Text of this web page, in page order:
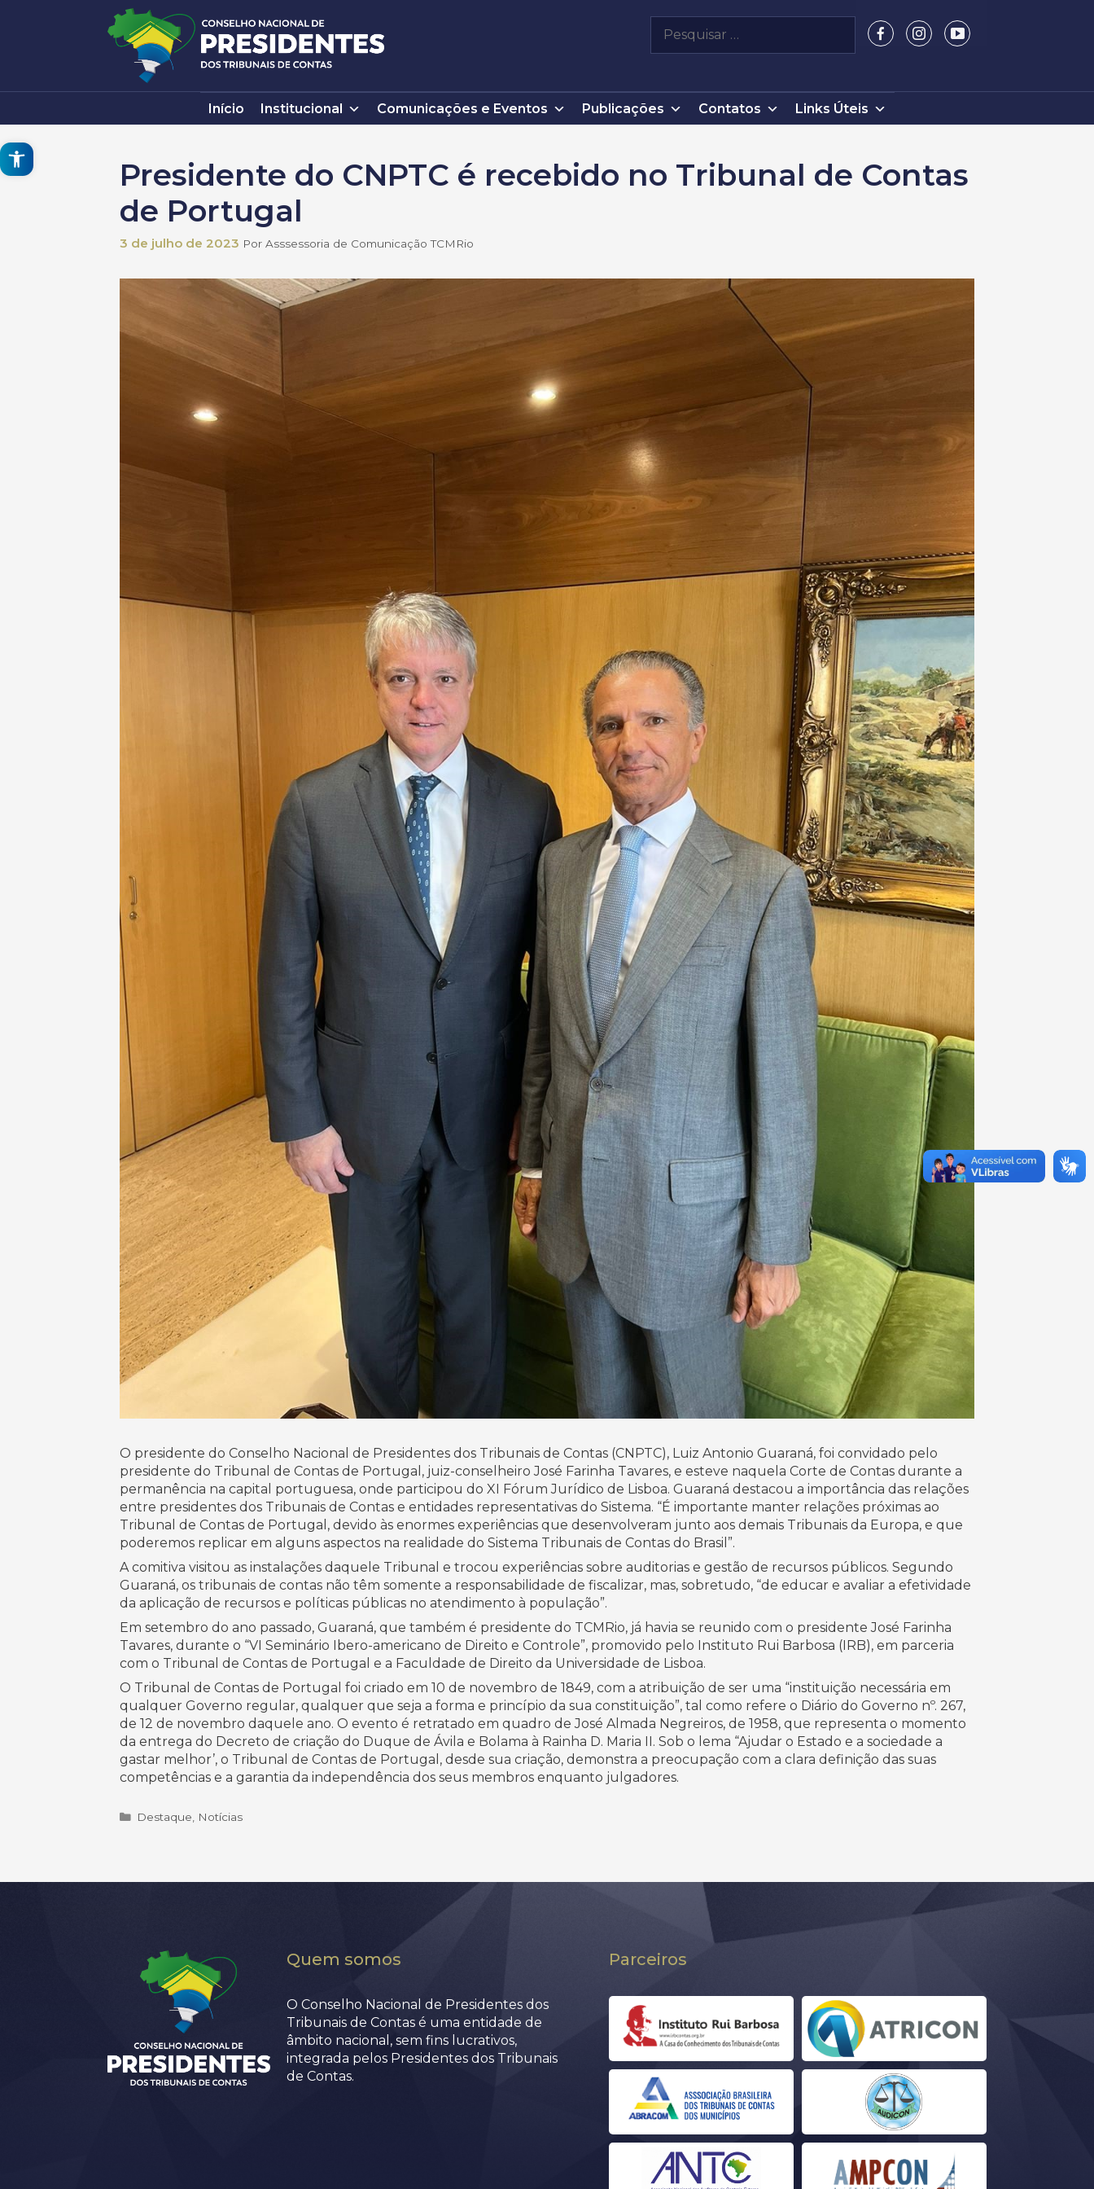
Open toolbar
por:
Início Institucional Comunicações e Eventos Publicações Contatos Links Úteis
Presidente do CNPTC é recebido no Tribunal de Contas
de Portugal
3 de julho de 2023 Por Asssessoria de Comunicação TCMRio
O presidente do Conselho Nacional de Presidentes dos Tribunais de Contas (CNPTC), Luiz Antonio Guaraná, foi convidado pelo
presidente do Tribunal de Contas de Portugal, juiz-conselheiro José Farinha Tavares, e esteve naquela Corte de Contas durante a
permanência na capital portuguesa, onde participou do XI Fórum Jurídico de Lisboa. Guaraná destacou a importância das relações
entre presidentes dos Tribunais de Contas e entidades representativas do Sistema. “É importante manter relações próximas ao
Tribunal de Contas de Portugal, devido às enormes experiências que desenvolveram junto aos demais Tribunais da Europa, e que
poderemos replicar em alguns aspectos na realidade do Sistema Tribunais de Contas do Brasil”.
A comitiva visitou as instalações daquele Tribunal e trocou experiências sobre auditorias e gestão de recursos públicos. Segundo
Guaraná, os tribunais de contas não têm somente a responsabilidade de fiscalizar, mas, sobretudo, “de educar e avaliar a efetividade
da aplicação de recursos e políticas públicas no atendimento à população”.
Em setembro do ano passado, Guaraná, que também é presidente do TCMRio, já havia se reunido com o presidente José Farinha
Tavares, durante o “VI Seminário Ibero-americano de Direito e Controle”, promovido pelo Instituto Rui Barbosa (IRB), em parceria
com o Tribunal de Contas de Portugal e a Faculdade de Direito da Universidade de Lisboa.
O Tribunal de Contas de Portugal foi criado em 10 de novembro de 1849, com a atribuição de ser uma “instituição necessária em
qualquer Governo regular, qualquer que seja a forma e princípio da sua constituição”, tal como refere o Diário do Governo nº. 267,
de 12 de novembro daquele ano. O evento é retratado em quadro de José Almada Negreiros, de 1958, que representa o momento
da entrega do Decreto de criação do Duque de Ávila e Bolama à Rainha D. Maria II. Sob o lema “Ajudar o Estado e a sociedade a
gastar melhor’, o Tribunal de Contas de Portugal, desde sua criação, demonstra a preocupação com a clara definição das suas
competências e a garantia da independência dos seus membros enquanto julgadores.
Categorias
Destaque, Notícias
Quem somos
O Conselho Nacional de Presidentes dos
Tribunais de Contas é uma entidade de
âmbito nacional, sem fins lucrativos,
integrada pelos Presidentes dos Tribunais
de Contas.
Parceiros